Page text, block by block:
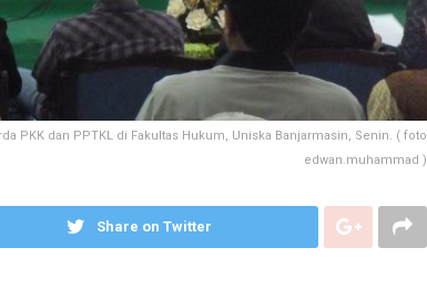
PKK dan PPTKL di Fakultas Hukum, Uniska Banjarmasin, Senin. ( foto
edwan.muhammad )
Share on Twitter